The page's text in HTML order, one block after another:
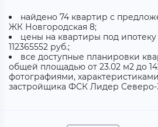
найдено 74 квартир с
ЖК Новгородская 8;
цены на квартиры под ипотеку
112365552 руб.;
все доступные планировки
общей площадью от 23.02 м2 до
фотографиями,
застройщика ФСК Лидер Северо-